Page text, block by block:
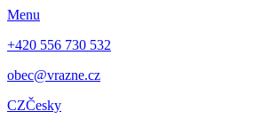
Menu
+420 556 730 532
obec@vrazne.cz
CZČesky